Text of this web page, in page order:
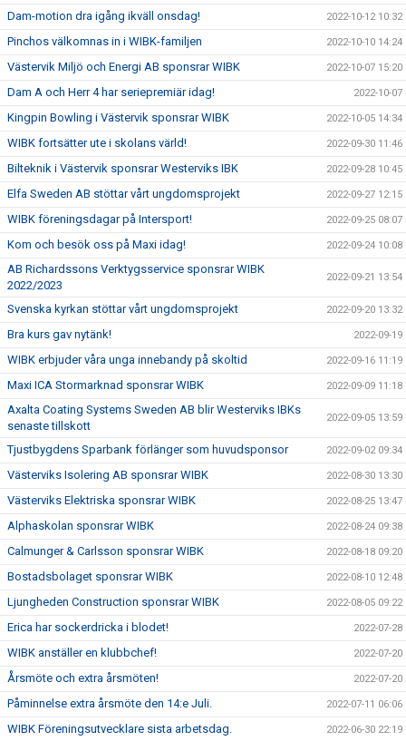
Dam-motion dra igång ikväll onsdag! 2022-10-12 10:32
Pinchos välkomnas in i WIBK-familjen 2022-10-10 14:24
Västervik Miljö och Energi AB sponsrar WIBK 2022-10-07 15:20
Dam A och Herr 4 har seriepremiär idag! 2022-10-07
Kingpin Bowling i Västervik sponsrar WIBK 2022-10-05 14:34
WIBK fortsätter ute i skolans värld! 2022-09-30 11:46
Bilteknik i Västervik sponsrar Westerviks IBK 2022-09-28 10:45
Elfa Sweden AB stöttar vårt ungdomsprojekt 2022-09-27 12:15
WIBK föreningsdagar på Intersport! 2022-09-25 08:07
Kom och besök oss på Maxi idag! 2022-09-24 10:08
AB Richardssons Verktygsservice sponsrar WIBK
2022/2023
2022-09-21 13:54
Svenska kyrkan stöttar vårt ungdomsprojekt 2022-09-20 13:32
Bra kurs gav nytänk! 2022-09-19
WIBK erbjuder våra unga innebandy på skoltid 2022-09-16 11:19
Maxi ICA Stormarknad sponsrar WIBK 2022-09-09 11:18
Axalta Coating Systems Sweden AB blir Westerviks IBKs
senaste tillskott
2022-09-05 13:59
Tjustbygdens Sparbank förlänger som huvudsponsor 2022-09-02 09:34
Västerviks Isolering AB sponsrar WIBK 2022-08-30 13:30
Västerviks Elektriska sponsrar WIBK 2022-08-25 13:47
Alphaskolan sponsrar WIBK 2022-08-24 09:38
Calmunger & Carlsson sponsrar WIBK 2022-08-18 09:20
Bostadsbolaget sponsrar WIBK 2022-08-10 12:48
Ljungheden Construction sponsrar WIBK 2022-08-05 09:22
Erica har sockerdricka i blodet! 2022-07-28
WIBK anställer en klubbchef! 2022-07-20
Årsmöte och extra årsmöten! 2022-07-20
Påminnelse extra årsmöte den 14:e Juli. 2022-07-11 06:06
WIBK Föreningsutvecklare sista arbetsdag. 2022-06-30 22:19